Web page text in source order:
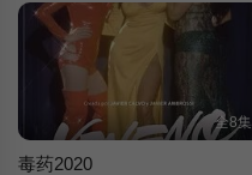
全8集
毒药2020